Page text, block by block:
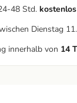
48 Std.
Dienstag
innerhalb von 14